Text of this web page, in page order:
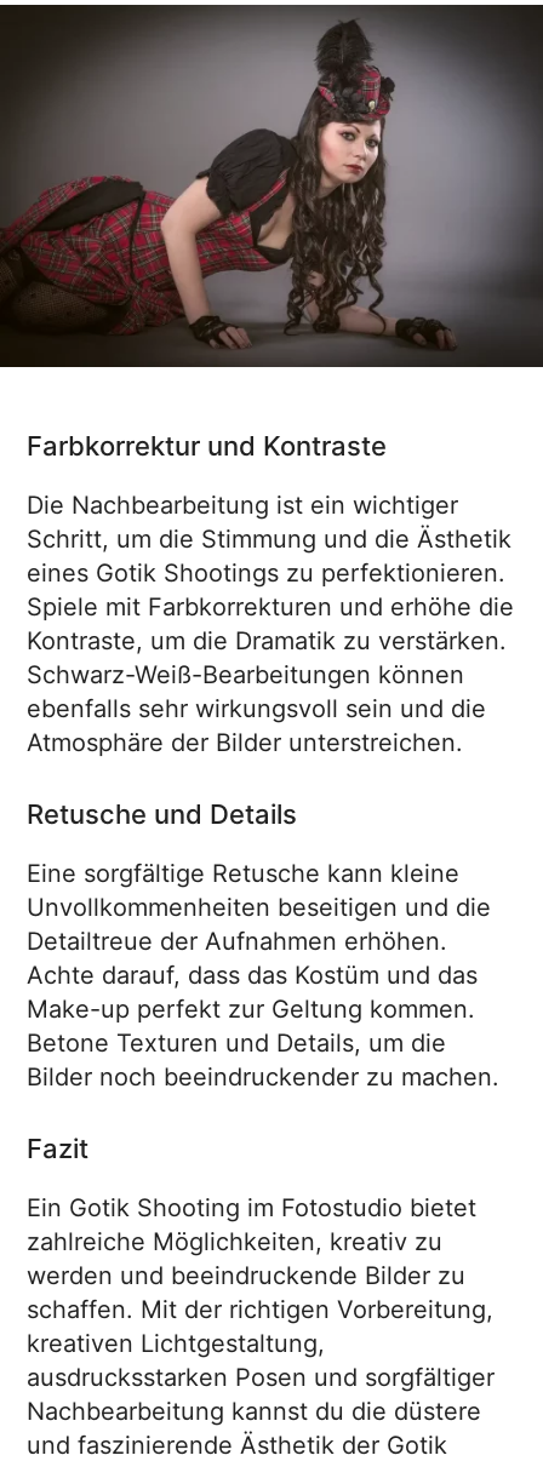
Farbkorrektur und Kontraste
Die Nachbearbeitung ist ein wichtiger
Schritt, um die Stimmung und die Ästhetik
eines Gotik Shootings zu perfektionieren.
Spiele mit Farbkorrekturen und erhöhe die
Kontraste, um die Dramatik zu verstärken.
Schwarz-Weiß-Bearbeitungen können
ebenfalls sehr wirkungsvoll sein und die
Atmosphäre der Bilder unterstreichen.
Retusche und Details
Eine sorgfältige Retusche kann kleine
Unvollkommenheiten beseitigen und die
Detailtreue der Aufnahmen erhöhen.
Achte darauf, dass das Kostüm und das
Make-up perfekt zur Geltung kommen.
Betone Texturen und Details, um die
Bilder noch beeindruckender zu machen.
Fazit
Ein Gotik Shooting im Fotostudio bietet
zahlreiche Möglichkeiten, kreativ zu
werden und beeindruckende Bilder zu
schaffen. Mit der richtigen Vorbereitung,
kreativen Lichtgestaltung,
ausdrucksstarken Posen und sorgfältiger
Nachbearbeitung kannst du die düstere
und faszinierende Ästhetik der Gotik